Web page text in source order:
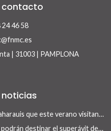
contacto
24 46 58
| 31003 | PAMPLONA
La FNMC recibe a niños y niñas saharauis que este verano visitan Navarra con el programa Vacaciones en Paz
Las entidades locales de Navarra podrán destinar el superávit de 2025 a inversiones financieramente sostenibles tras la aprobación del Real Decreto-ley 13/2026